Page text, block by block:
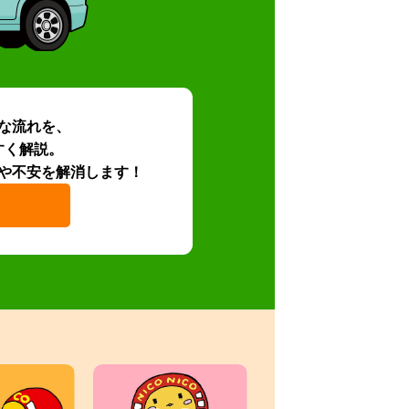
流れを、
解説。
不安を解消します！